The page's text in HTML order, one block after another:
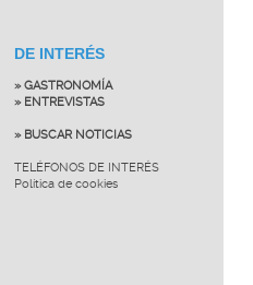
DE INTERÉS
» GASTRONOMÍA
» ENTREVISTAS
» BUSCAR NOTICIAS
TELÉFONOS DE INTERÉS
Política de cookies